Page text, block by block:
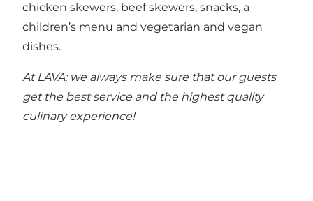
chicken skewers, beef skewers, snacks, a
children’s menu and vegetarian and vegan
dishes.
At LAVA; we always make sure that our guests
get the best service and the highest quality
culinary experience!